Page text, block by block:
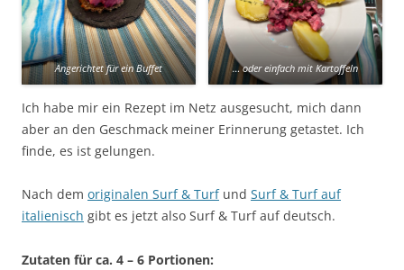
Angerichtet für ein Buffet … oder einfach mit Kartoffeln
Ich habe mir ein Rezept im Netz ausgesucht, mich dann
aber an den Geschmack meiner Erinnerung getastet. Ich
finde, es ist gelungen.
Nach dem originalen Surf & Turfund Surf & Turf auf
italienisch gibt es jetzt also Surf & Turf auf deutsch.
Zutaten für ca. 4 – 6 Portionen: